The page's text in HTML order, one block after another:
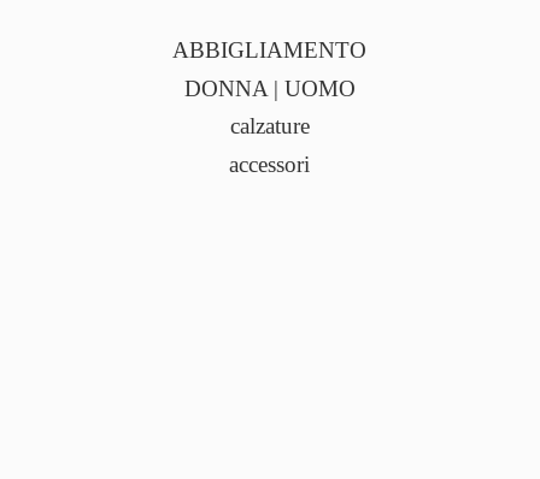
ABBIGLIAMENTO
DONNA | UOMO
calzature
accessori